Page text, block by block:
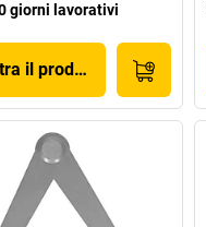
giorni lavorativi
il prodotto